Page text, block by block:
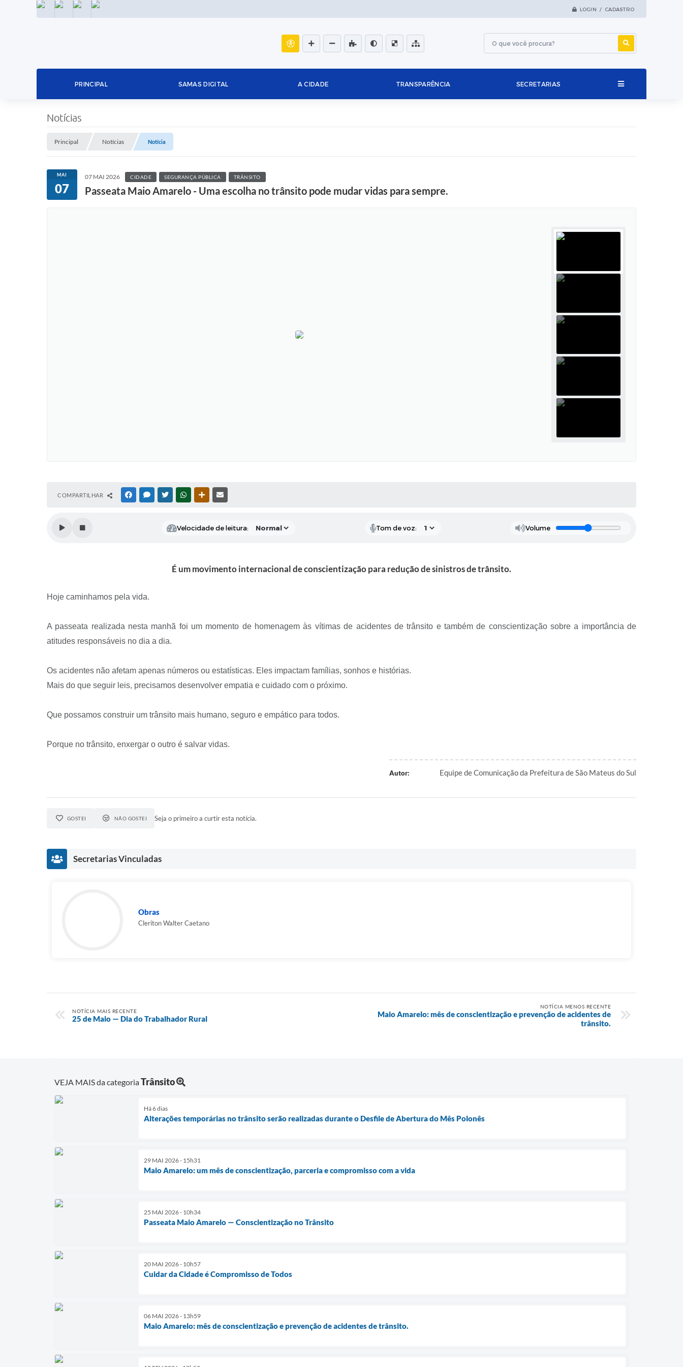
LOGIN / CADASTRO
INSTAGRAMFACEBOOKLINKEDIN
PRINCIPAL SAMAS DIGITAL A CIDADE TRANSPARÊNCIA SECRETARIAS
Notícias
Principal Notícias Notícia
MAI
07
07 MAI 2026 CIDADE SEGURANÇA PÚBLICA TRÂNSITO
Passeata Maio Amarelo - Uma escolha no trânsito pode mudar vidas para sempre.
COMPARTILHAR FACEBOOKMESSENGER
TWITTERWHATSAPPOUTRAS MÍDIAS
Velocidade de leitura: Tom de voz: Volume
É um movimento internacional de conscientização para redução de sinistros de trânsito.
Hoje caminhamos pela vida.
A passeata realizada nesta manhã foi um momento de homenagem às vítimas de acidentes de trânsito e também de conscientização sobre a importância de
atitudes responsáveis no dia a dia.
Os acidentes não afetam apenas números ou estatísticas. Eles impactam famílias, sonhos e histórias.
Mais do que seguir leis, precisamos desenvolver empatia e cuidado com o próximo.
Que possamos construir um trânsito mais humano, seguro e empático para todos.
Porque no trânsito, enxergar o outro é salvar vidas.
Autor: Equipe de Comunicação da Prefeitura de São Mateus do Sul
GOSTEI NÃO GOSTEI Seja o primeiro a curtir esta notícia.
Secretarias Vinculadas
Obras
Cleriton Walter Caetano
NOTÍCIA MAIS RECENTE
25 de Maio — Dia do Trabalhador Rural
NOTÍCIA MENOS RECENTE
Maio Amarelo: mês de conscientização e prevenção de acidentes de
trânsito.
VEJA MAIS da categoriaTrânsito
Há 6 dias
Alterações temporárias no trânsito serão realizadas durante o Desfile de Abertura do Mês Polonês
29 MAI 2026 - 15h31
Maio Amarelo: um mês de conscientização, parceria e compromisso com a vida
25 MAI 2026 - 10h34
Passeata Maio Amarelo — Conscientização no Trânsito
20 MAI 2026 - 10h57
Cuidar da Cidade é Compromisso de Todos
06 MAI 2026 - 13h59
Maio Amarelo: mês de conscientização e prevenção de acidentes de trânsito.